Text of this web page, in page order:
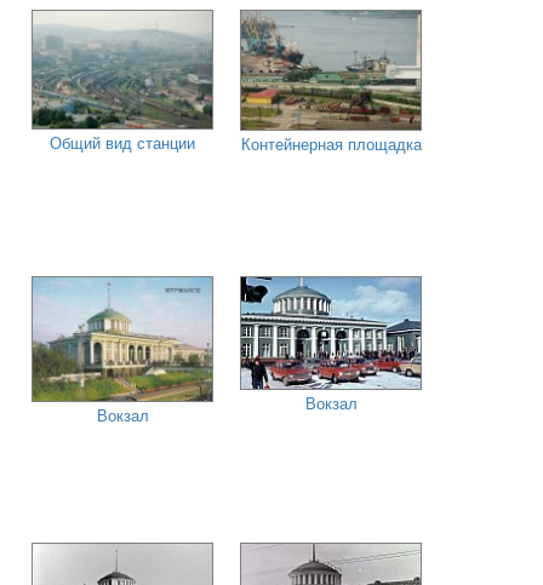
Общий вид станции Контейнерная площадка
Вокзал
Вокзал